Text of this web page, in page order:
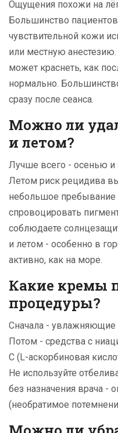
Ощущения похожи на
Большинство
чувствительной кожи
или местную
может краснеть, как
нормально.
сразу после сеанса.
Можно ли
и летом?
Лучше всего - осенью и
Летом риск рецидива
небольшое
спровоцировать
соблюдаете
и летом - особенно в
активно, как на море.
Какие кремы
процедуры?
Сначала - увлажняющие
Потом - средства с
С (L-аскорбиновая
Не используйте
без назначения врача -
(необратимое